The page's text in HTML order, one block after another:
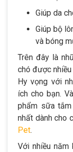
Giúp da
Giúp bộ
và bóng
Trên đây là
chó được
Hy vọng với
ích cho bạn.
phẩm sữa
nhất dành cho
Pet.
Với nhiều năm